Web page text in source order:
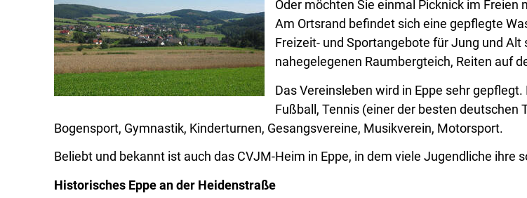
Oder möchten Sie einmal Picknick im
Am Ortsrand befindet sich eine gepflegte
Freizeit- und Sportangebote für Jung und Alt
nahegelegenen Raumbergteich, Reiten auf
Das Vereinsleben wird in Eppe sehr
Fußball, Tennis (einer der besten deutschen
Bogensport, Gymnastik, Kinderturnen, Gesangsvereine, Musikverein, Motorsport.
Beliebt und bekannt ist auch das CVJM-Heim in Eppe, in dem viele Jugendliche ihre
Historisches Eppe an der Heidenstraße